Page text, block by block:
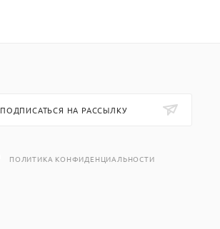
ПОДПИСАТЬСЯ НА РАССЫЛКУ
ПОЛИТИКА КОНФИДЕНЦИАЛЬНОСТИ